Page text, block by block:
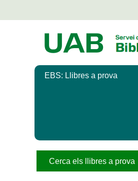
EBS: Llibres a prova
Cerca els llibres a prova